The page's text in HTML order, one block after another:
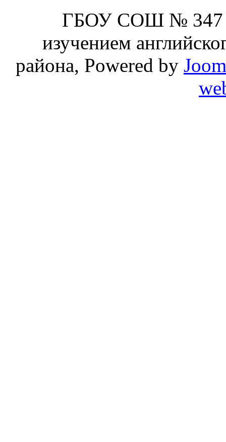
ГБОУ СОШ № 347
изучением
района, Powered by